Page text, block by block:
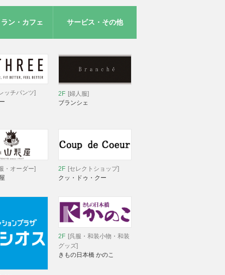
ン・カフェ サービス・その他
ッチパンツ]
2F [婦人服]
ブランシェ
・オーダー]
2F [セレクトショップ]
クッ・ドゥ・クー
2F [呉服・和装小物・和装
グッズ]
きもの日本橋 かのこ